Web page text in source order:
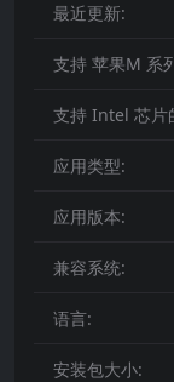
最近更新:
支持 苹果M 系
支持 Intel 芯片
应用类型:
应用版本:
兼容系统:
语言:
安装包大小: